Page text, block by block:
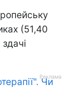
(51,40
Чи